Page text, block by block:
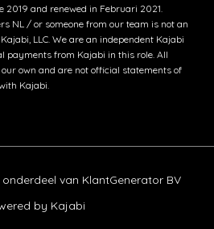
and renewed in Februari 2021.
NL / or someone from our team is not an
LLC. We are an independent Kajabi
payments from Kajabi in this role. All
own and are not official statements of
Kajabi.
van KlantGenerator BV
by Kajabi